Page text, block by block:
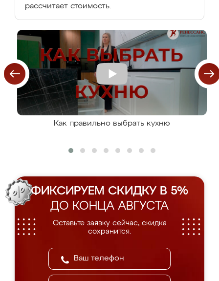
рассчитает стоимость.
Как правильно выбрать кухню
ФИКСИРУЕМ СКИДКУ В 5%
ДО КОНЦА АВГУСТА
Оставьте заявку сейчас, скидка
сохранится.